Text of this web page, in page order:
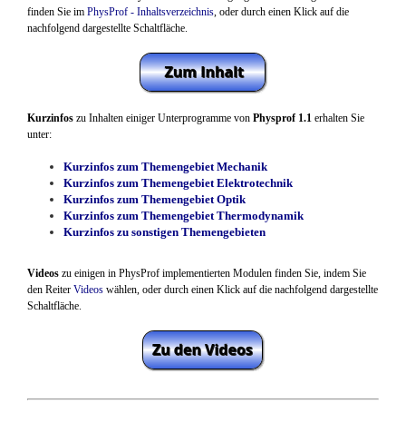
finden Sie im PhysProf - Inhaltsverzeichnis, oder durch einen Klick auf die
nachfolgend dargestellte Schaltfläche.
Kurzinfos zu Inhalten einiger Unterprogramme von Physprof 1.1 erhalten Sie
unter:
Kurzinfos zum Themengebiet Mechanik
Kurzinfos zum Themengebiet Elektrotechnik
Kurzinfos zum Themengebiet Optik
Kurzinfos zum Themengebiet Thermodynamik
Kurzinfos zu sonstigen Themengebieten
Videos zu einigen in PhysProf implementierten Modulen finden Sie, indem Sie
den Reiter Videos wählen, oder durch einen Klick auf die nachfolgend dargestellte
Schaltfläche.